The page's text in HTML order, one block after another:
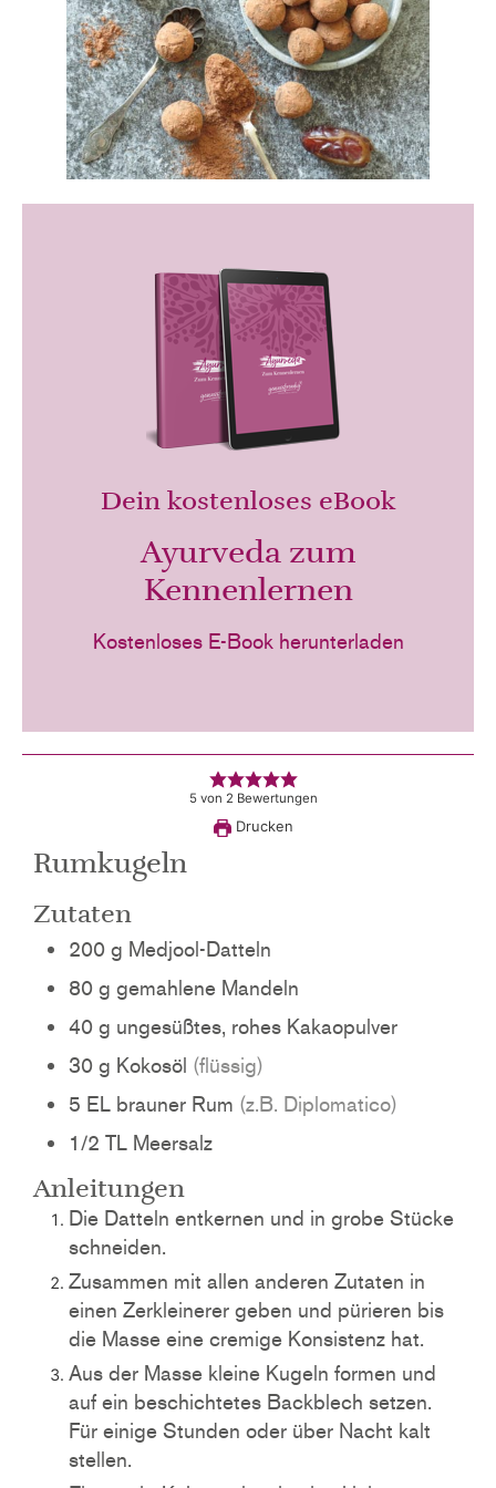
Dein kostenloses eBook
Ayurveda zum
Kennenlernen
Kostenloses E-Book herunterladen
5 von 2 Bewertungen
Drucken
Rumkugeln
Zutaten
200 g Medjool-Datteln
80 g gemahlene Mandeln
40 g ungesüßtes, rohes Kakaopulver
30 g Kokosöl (flüssig)
5 EL brauner Rum (z.B. Diplomatico)
1/2 TL Meersalz
Anleitungen
Die Datteln entkernen und in grobe Stücke
schneiden.
Zusammen mit allen anderen Zutaten in
einen Zerkleinerer geben und pürieren bis
die Masse eine cremige Konsistenz hat.
Aus der Masse kleine Kugeln formen und
auf ein beschichtetes Backblech setzen.
Für einige Stunden oder über Nacht kalt
stellen.